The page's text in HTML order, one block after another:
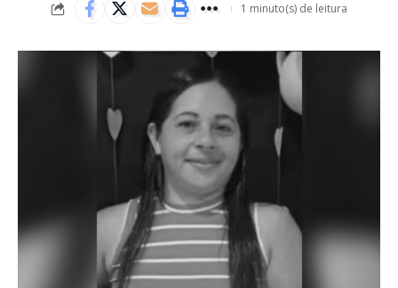
1 minuto(s) de leitura